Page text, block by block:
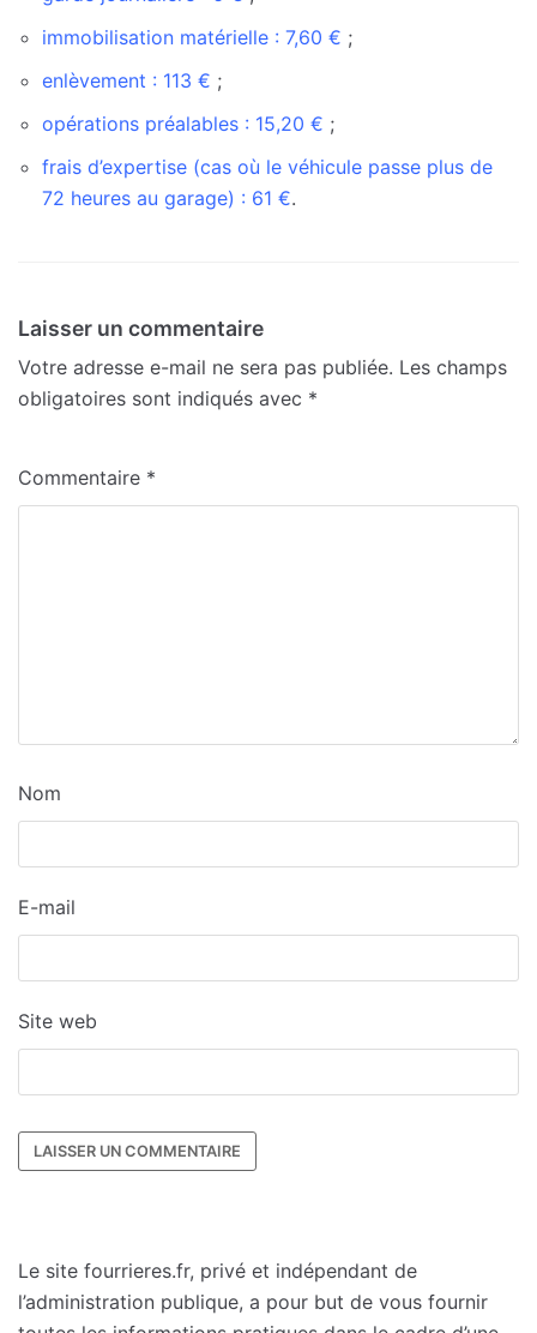
immobilisation matérielle : 7,60 € ;
enlèvement : 113 € ;
opérations préalables : 15,20 € ;
frais d’expertise (cas où le véhicule passe plus de
72 heures au garage) : 61 €.
Laisser un commentaire
Votre adresse e-mail ne sera pas publiée. Les champs
obligatoires sont indiqués avec *
Commentaire *
Nom
E-mail
Site web
Le site fourrieres.fr, privé et indépendant de
l’administration publique, a pour but de vous fournir